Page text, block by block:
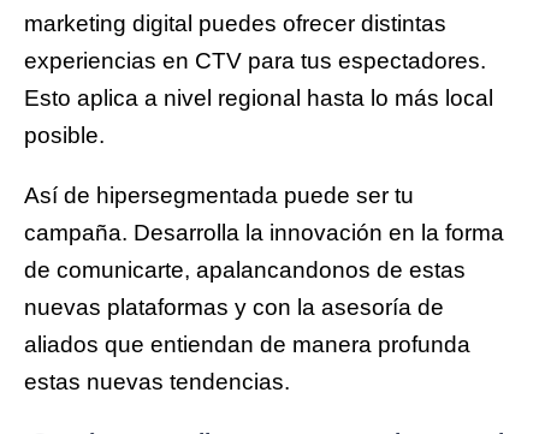
marketing digital puedes ofrecer distintas
experiencias en CTV para tus espectadores.
Esto aplica a nivel regional hasta lo más local
posible.
Así de hipersegmentada puede ser tu
campaña. Desarrolla la innovación en la forma
de comunicarte, apalancandonos de estas
nuevas plataformas y con la asesoría de
aliados que entiendan de manera profunda
estas nuevas tendencias.